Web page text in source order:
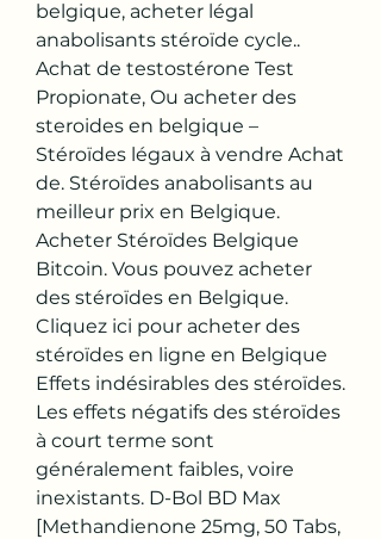
belgique, acheter légal
anabolisants stéroïde cycle..
Achat de testostérone Test
Propionate, Ou acheter des
steroides en belgique –
Stéroïdes légaux à vendre Achat
de. Stéroïdes anabolisants au
meilleur prix en Belgique.
Acheter Stéroïdes Belgique
Bitcoin. Vous pouvez acheter
des stéroïdes en Belgique.
Cliquez ici pour acheter des
stéroïdes en ligne en Belgique
Effets indésirables des stéroïdes.
Les effets négatifs des stéroïdes
à court terme sont
généralement faibles, voire
inexistants. D-Bol BD Max
[Methandienone 25mg, 50 Tabs,